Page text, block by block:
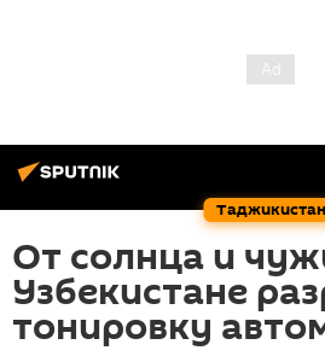
Таджикистан
От солнца и
Узбекистане
тонировку